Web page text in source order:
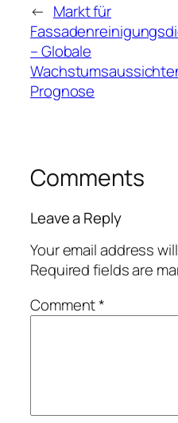
← Markt für
– Globale
Prognose
Comments
Leave a Reply
Your email address
Required fields are
Comment*